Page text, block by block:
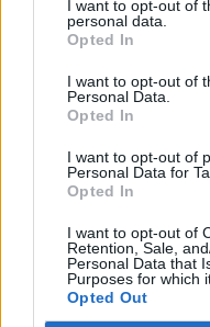
I want to opt-out of
personal data.
Opted In
I want to opt-out of
Personal Data.
Opted In
I want to opt-out of
Personal Data for
Opted In
I want to opt-out of
Retention, Sale,
Personal Data that
Purposes for which
Opted Out
ανάγκες σας διαβάστε
ώστε το ταξίδι σας να
αστική επαγγελματική
Θα υπογράψετε τη
αντίγραφο της και την
διστάσετε να
σας, αν τελικά οι
Η επιλογή του ταξιδιού
προσωπικότητα, το
εκάστοτε ταξιδιώτη!